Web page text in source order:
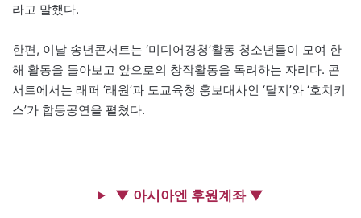
라고 말했다.
한편, 이날 송년콘서트는 ‘미디어경청’활동 청소년들이 모여 한
해 활동을 돌아보고 앞으로의 창작활동을 독려하는 자리다. 콘
서트에서는 래퍼 ‘래원’과 도교육청 홍보대사인 ‘달지’와 ‘호치키
스’가 합동공연을 펼쳤다.
▼ 아시아엔 후원계좌 ▼